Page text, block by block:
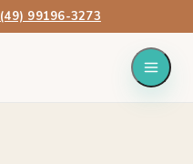
(49) 99196-3273